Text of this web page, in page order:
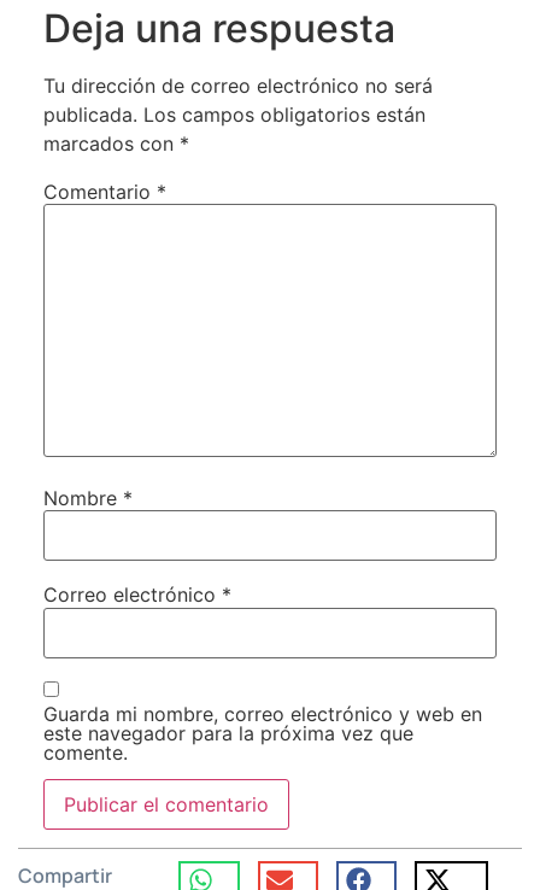
Deja una respuesta
Tu dirección de correo electrónico no será
publicada. Los campos obligatorios están
marcados con *
Comentario *
Nombre *
Correo electrónico *
Guarda mi nombre, correo electrónico y web en
este navegador para la próxima vez que
comente.
Compartir